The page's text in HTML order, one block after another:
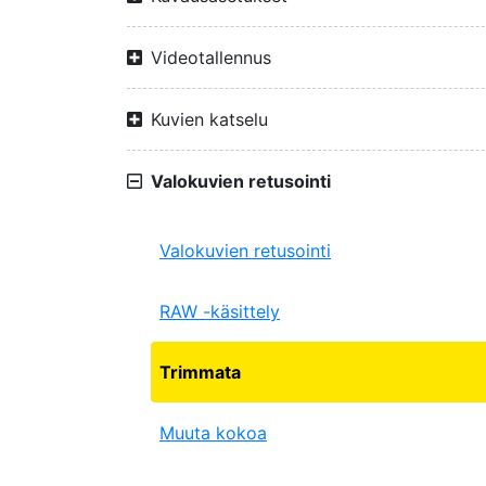
Videotallennus
Kuvien katselu
Valokuvien retusointi
Valokuvien retusointi
RAW -käsittely
Trimmata
Muuta kokoa